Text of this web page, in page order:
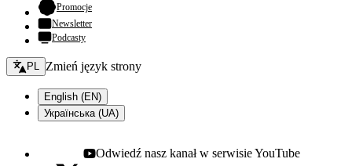
Promocje- otwiera się w nowej karcie
Newsletter
Podcasty
Zmień język - bieżący:
PL Zmień język strony
English (EN)
Українська (UA)
Youtube - otwiera się w nowej karcie
Odwiedź nasz kanał w serwisie YouTube